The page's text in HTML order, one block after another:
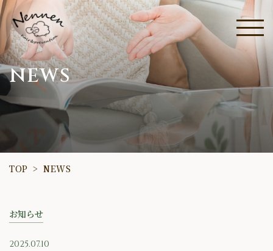
NEWS
TOP > NEWS
お知らせ
2025.07.10